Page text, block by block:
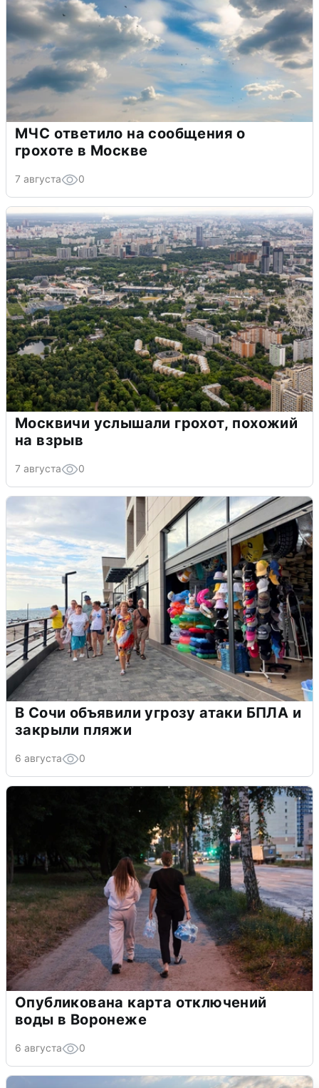
МЧС ответило на сообщения о
грохоте в Москве
7 августа 0
Москвичи услышали грохот, похожий
на взрыв
7 августа 0
В Сочи объявили угрозу атаки БПЛА и
закрыли пляжи
6 августа 0
Опубликована карта отключений
воды в Воронеже
6 августа 0